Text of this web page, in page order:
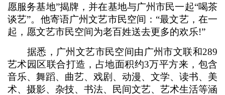
愿服务基地”揭牌，并在基地与广州市民一起“喝茶
谈艺”。他寄语广州文艺市民空间：“最文艺，在一
起，愿文艺市民空间为老百姓送去更多的欢乐!”
据悉，广州文艺市民空间由广州市文联和289
艺术园区联合打造，占地面积约3万平方来，包含
音乐、舞蹈、曲艺、戏剧、动漫、文学、读书、美
术、摄影、杂技、书法、民间文艺、艺术生活等涵